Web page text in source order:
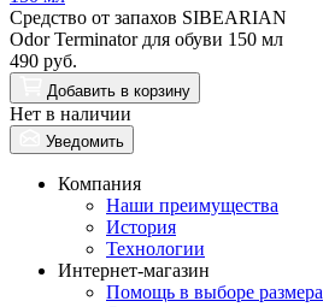
Средство от запахов SIBEARIAN
Odor Terminator для обуви 150 мл
490 руб.
Добавить в корзину
Нет в наличии
Уведомить
Компания
Наши преимущества
История
Технологии
Интернет-магазин
Помощь в выборе размера